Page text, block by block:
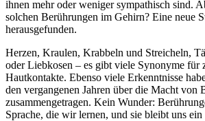
ihnen mehr oder weniger sympathisch sind.
solchen Berührungen im Gehirn? Eine neue
herausgefunden.
Herzen, Kraulen, Krabbeln und Streicheln,
oder Liebkosen – es gibt viele Synonyme für
Hautkontakte. Ebenso viele Erkenntnisse
den vergangenen Jahren über die Macht von
zusammengetragen. Kein Wunder:
Sprache, die wir lernen, und sie bleibt uns